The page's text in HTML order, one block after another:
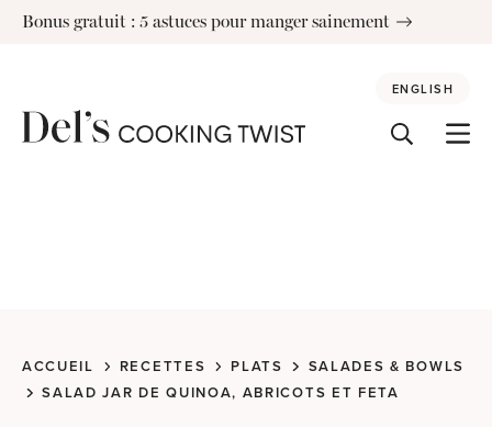
SkipBonus gratuit : 5 astuces pour manger sainement
ENGLISH
ACCUEIL RECETTES PLATS
SALADES & BOWLS
SALAD JAR DE QUINOA, ABRICOTS ET FETA